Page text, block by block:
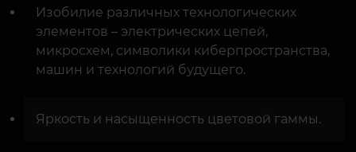
Изобилие различных технологических
элементов – электрических цепей,
микросхем, символики киберпространства,
машин и технологий будущего.
Яркость и насыщенность цветовой гаммы.